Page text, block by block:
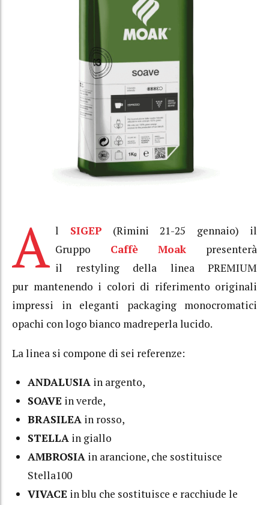
A l SIGEP (Rimini 21-25 gennaio) il
Gruppo Caffè Moak
presenterà
il restyling della linea PREMIUM
pur mantenendo i colori di riferimento originali
impressi in eleganti packaging monocromatici
opachi con logo bianco madreperla lucido.
La linea si compone di sei referenze:
ANDALUSIA in argento,
SOAVE in verde,
BRASILEA in rosso,
STELLA in giallo
AMBROSIA in arancione, che sostituisce
Stella100
VIVACE in blu che sostituisce e racchiude le